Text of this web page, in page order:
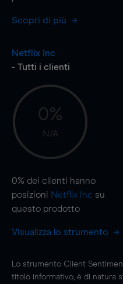
Scopri di più
Netflix Inc
- Tutti i clienti
0%
N/A
0% dei clienti hanno
posizioni Netflix Inc su
questo prodotto
Visualizza lo strumento
Lo strumento Client
titolo informativo, è di natura